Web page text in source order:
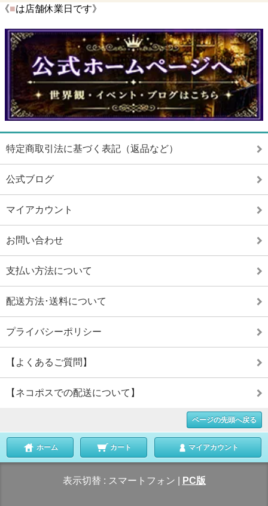
《■は店舗休業日です》
特定商取引法に基づく表記（返品など）
公式ブログ
マイアカウント
お問い合わせ
支払い方法について
配送方法･送料について
プライバシーポリシー
【よくあるご質問】
【ネコポスでの配送について】
ページの先頭へ戻る
ホーム カート マイアカウント
表示切替 : スマートフォン PC版